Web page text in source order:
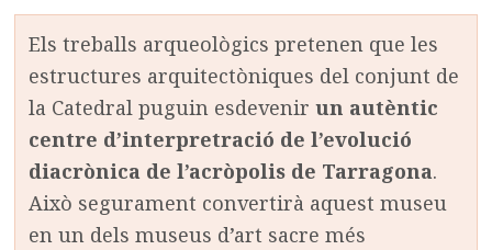
Els treballs arqueològics pretenen que les
estructures arquitectòniques del conjunt de
la Catedral puguin esdevenirun autèntic
centre d’interpretració de l’evolució
diacrònica de l’acròpolis de Tarragona.
Això segurament convertirà aquest museu
en un dels museus d’art sacre més